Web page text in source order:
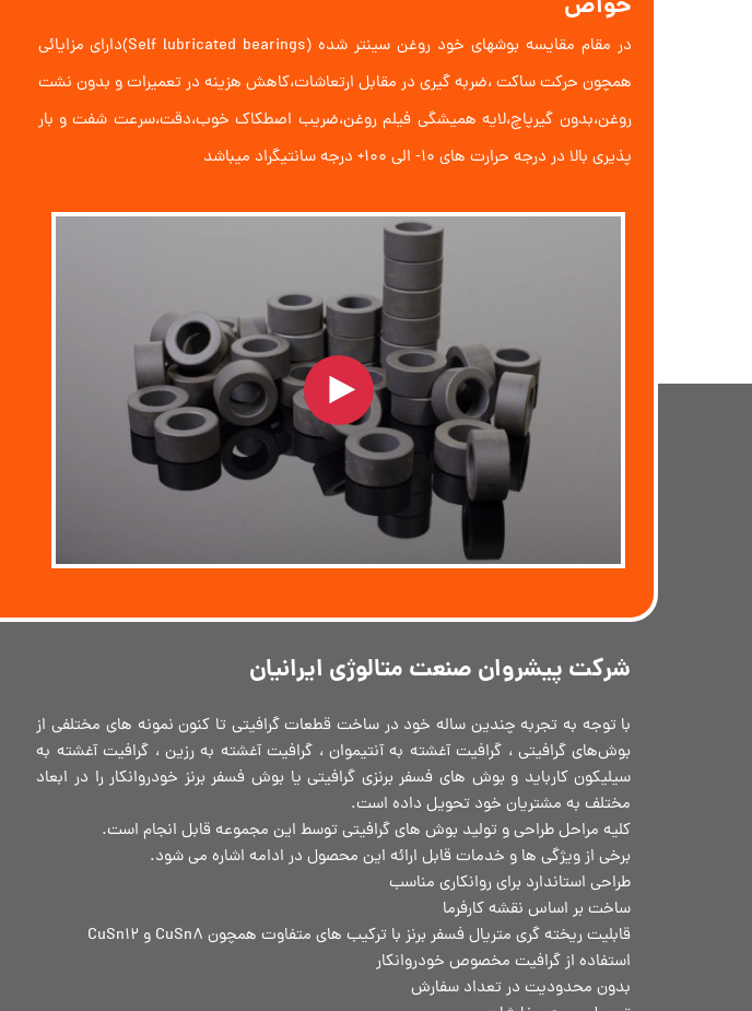
در مقام مقایسه بوشهای خود روغن سینتر شده (Self lubricated bearings)دارای مزایائی
همچون حرکت ساکت ،ضربه گیری در مقابل ارتعاشات،کاهش هزینه در تعمیرات و بدون نشت
روغن،بدون گیرپاچ،لایه همیشگی فیلم روغن،ضریب اصطکاک خوب،دقت،سرعت شفت و بار
پذیری بالا در درجه حرارت های 10- الی 100+ درجه سانتیگراد میباشد
شرکت پیشروان صنعت متالوژی ایرانیان
با توجه به تجربه چندین ساله خود در ساخت قطعات گرافیتی تا کنون نمونه های مختلفی از
بوش‌های گرافیتی ، گرافیت آغشته به آنتیموان ، گرافیت آغشته به رزین ، گرافیت آغشته به
سیلیکون کارباید و بوش های فسفر برنزی گرافیتی یا بوش فسفر برنز خودروانکار را در ابعاد
مختلف به مشتریان خود تحویل داده است.
کلیه مراحل طراحی و تولید بوش های گرافیتی توسط این مجموعه قابل انجام است.
برخی از ویژگی ها و خدمات قابل ارائه این محصول در ادامه اشاره می شود.
طراحی استاندارد برای روانکاری مناسب
ساخت بر اساس نقشه کارفرما
قابلیت ریخته گری متریال فسفر برنز با ترکیب های متفاوت همچون CuSn8 و CuSn12
استفاده از گرافیت مخصوص خودروانکار
بدون محدودیت در تعداد سفارش